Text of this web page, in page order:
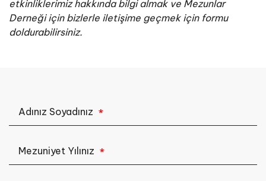
etkinliklerimiz hakkında bilgi almak ve Mezunlar
Derneği için bizlerle iletişime geçmek için formu
doldurabilirsiniz.
Adınız Soyadınız *
Mezuniyet Yılınız *